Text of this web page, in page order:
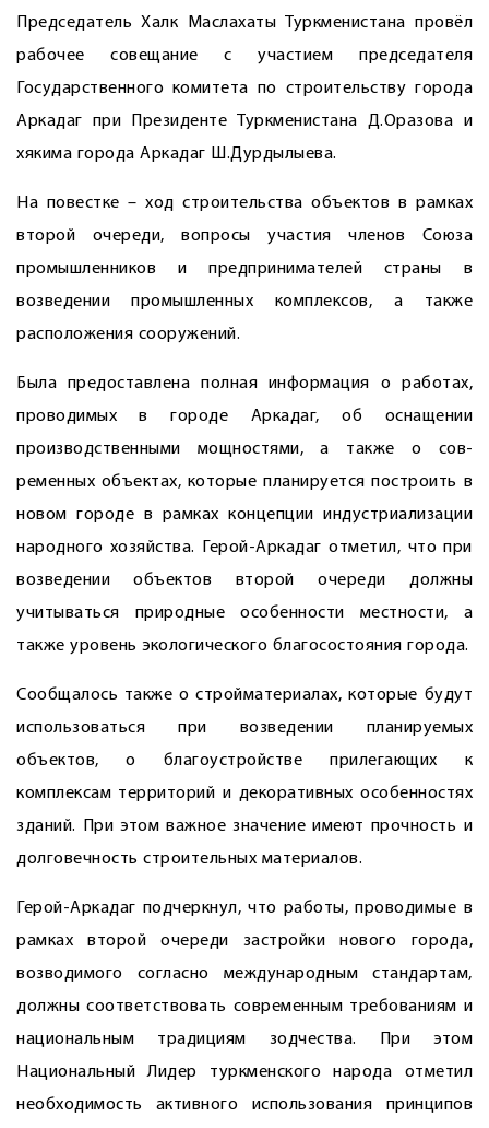
Председатель Халк Маслахаты Туркменистана провёл
рабочее совещание с участием председателя
Государственного комитета по строительству города
Аркадаг при Президенте Туркменистана Д.Оразова и
хякима города Аркадаг Ш.Дурдылыева.
На повестке – ход строительства объектов в рамках
второй очереди, вопросы участия членов Союза
промышленников и предпринимателей страны в
возведении промышленных комплексов, а также
расположения сооружений.
Была предоставлена полная информация о работах,
проводимых в городе Аркадаг, об оснащении
производственными мощностями, а также о сов­
ременных объектах, которые планируется построить в
новом городе в рамках концепции индустриализации
народного хозяйства. Герой-Аркадаг отметил, что при
возведении объектов второй очереди должны
учитываться природные особенности местности, а
также уровень экологического благосостояния города.
Сообщалось также о стройматериалах, которые будут
использоваться при возведении планируемых
объектов, о благоустройстве прилегающих к
комплексам территорий и декоративных особенностях
зданий. При этом важное значение имеют прочность и
долговечность строительных материалов.
Герой-Аркадаг подчеркнул, что работы, проводимые в
рамках второй очереди застройки нового города,
возводимого согласно международным стандартам,
должны соответствовать современным требованиям и
национальным традициям зодчества. При этом
Национальный Лидер туркменского народа отметил
необходимость активного использования принципов